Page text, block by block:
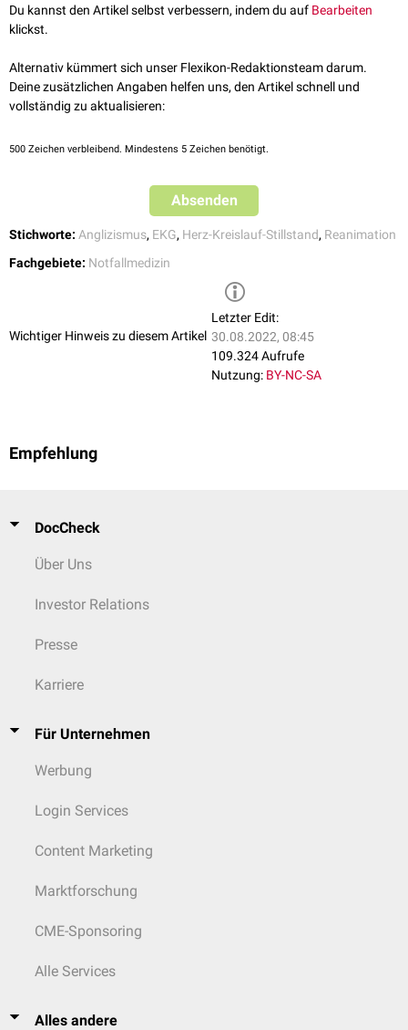
anhaltender Anstieg desendexspiratorischenCO2-Partialdrucks
derAusatemluft
Husten
erkennbare
Atmung
spontane
Du kannst den Artikel selbst verbessern, indem du auf Bearbeiten
klickst.
Alternativ kümmert sich unser Flexikon-Redaktionsteam darum.
Deine zusätzlichen Angaben helfen uns, den Artikel schnell und
vollständig zu aktualisieren:
500 Zeichen verbleibend. Mindestens 5 Zeichen benötigt.
Absenden
Stichworte: Anglizismus, EKG, Herz-Kreislauf-Stillstand, Reanimation
Fachgebiete: Notfallmedizin
Wichtiger Hinweis zu diesem Artikel
Letzter Edit:
30.08.2022, 08:45
109.324 Aufrufe
Nutzung: BY-NC-SA
Empfehlung
DocCheck
Über Uns
Investor Relations
Presse
Karriere
Für Unternehmen
Werbung
Login Services
Content Marketing
Marktforschung
CME-Sponsoring
Alle Services
Alles andere